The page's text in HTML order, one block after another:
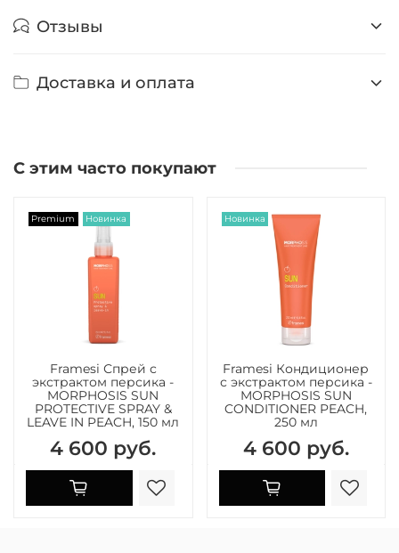
Отзывы
Доставка и оплата
С этим часто покупают
Premium Новинка
Framesi Спрей с
экстрактом персика -
MORPHOSIS SUN
PROTECTIVE SPRAY &
LEAVE IN PEACH, 150 мл
4 600 руб.
Новинка
Framesi Кондиционер
с экстрактом персика -
MORPHOSIS SUN
CONDITIONER PEACH,
250 мл
4 600 руб.